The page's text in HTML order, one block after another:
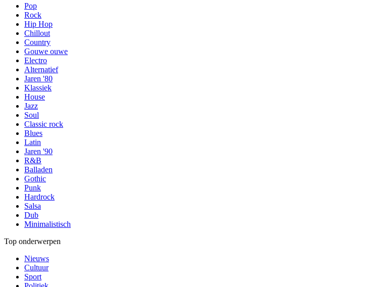
Pop
Rock
Hip Hop
Chillout
Country
Gouwe ouwe
Electro
Alternatief
Jaren '80
Klassiek
House
Jazz
Soul
Classic rock
Blues
Latin
Jaren '90
R&B
Balladen
Gothic
Punk
Hardrock
Salsa
Dub
Minimalistisch
Top onderwerpen
Nieuws
Cultuur
Sport